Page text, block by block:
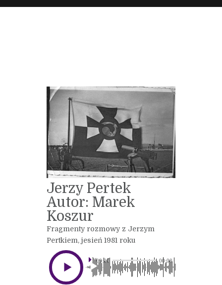
Jerzy Pertek
Autor: Marek
Koszur
Fragmenty rozmowy z Jerzym
Pertkiem, jesień 1981 roku
00:00 00:00